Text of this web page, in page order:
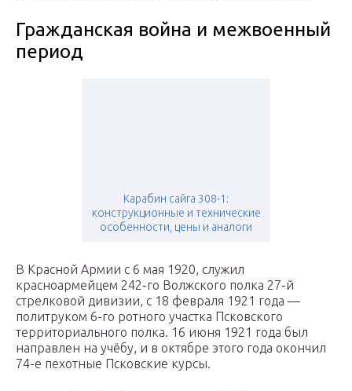
Гражданская война и межвоенный
период
Карабин сайга 308-1:
конструкционные и технические
особенности, цены и аналоги
В Красной Армии с 6 мая 1920, служил
красноармейцем 242-го Волжского полка 27-й
стрелковой дивизии, с 18 февраля 1921 года —
политруком 6-го ротного участка Псковского
территориального полка. 16 июня 1921 года был
направлен на учёбу, и в октябре этого года окончил
74-е пехотные Псковские курсы.